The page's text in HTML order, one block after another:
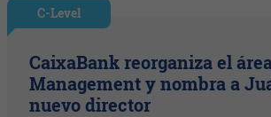
C-Level
CaixaBank reorganiza el
Management y nombra a
nuevo director